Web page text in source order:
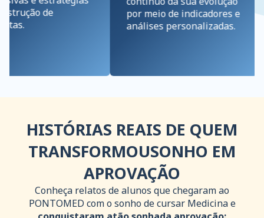
de
por meio de indicadores e
análises personalizadas.
HISTÓRIAS REAIS DE QUEM
TRANSFORMOUSONHO EM
APROVAÇÃO
Conheça relatos de alunos que chegaram ao
PONTOMED com o sonho de cursar Medicina e